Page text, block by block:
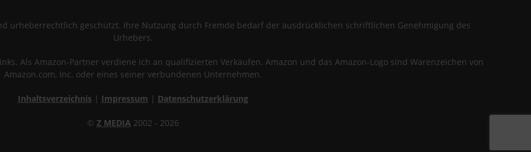
urheberrechtlich geschützt. Ihre Nutzung durch Fremde bedarf der ausdrücklichen schriftlichen Genehmigung des
Urhebers.
Als Amazon-Partner verdiene ich an qualifizierten Verkäufen. Amazon und das Amazon-Logo sind Warenzeichen von
Amazon.com, Inc. oder eines seiner verbundenen Unternehmen.
Inhaltsverzeichnis | Impressum | Datenschutzerklärung
© Z MEDIA 2002 - 2026